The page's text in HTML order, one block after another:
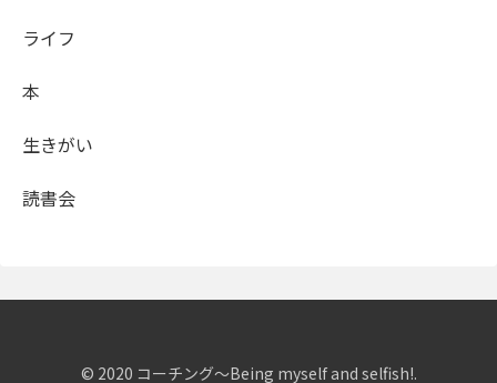
ライフ
本
生きがい
読書会
© 2020 コーチング～Being myself and selfish!.